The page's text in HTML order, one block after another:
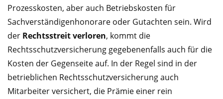
Prozesskosten, aber auch Betriebskosten für
Sachverständigenhonorare oder Gutachten sein. Wird
der Rechtsstreit verloren, kommt die
Rechtsschutzversicherung gegebenenfalls auch für die
Kosten der Gegenseite auf. In der Regel sind in der
betrieblichen Rechtsschutzversicherung auch
Mitarbeiter versichert, die Prämie einer rein